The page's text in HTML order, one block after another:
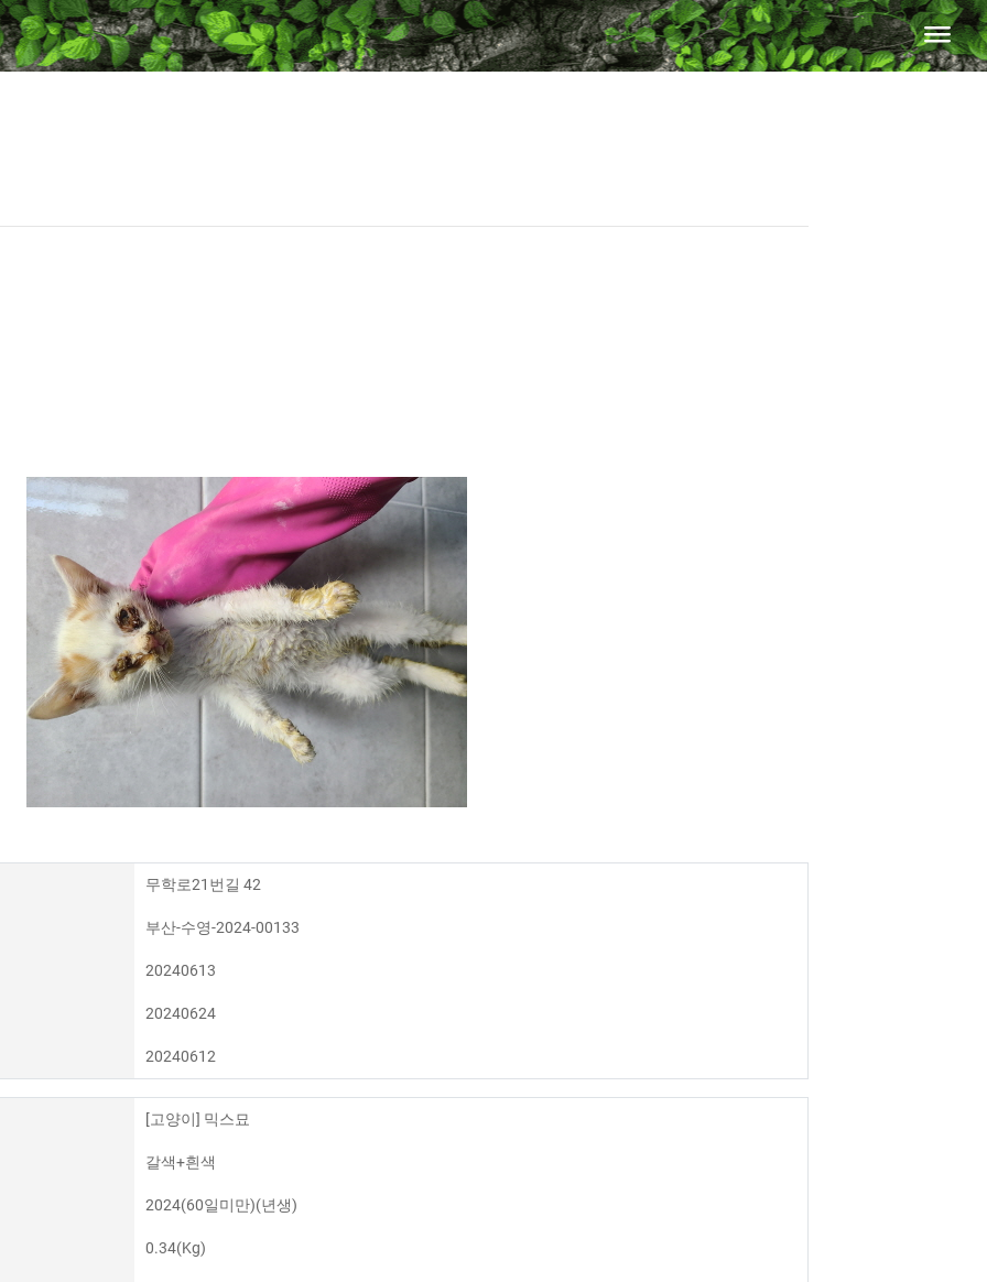
무학로21번길 42
부산-수영-2024-00133
20240613
20240624
20240612
[고양이] 믹스묘
갈색+흰색
2024(60일미만)(년생)
0.34(Kg)